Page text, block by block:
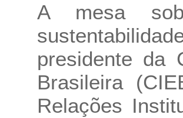
A mesa
presidente da
Brasileira
Relações